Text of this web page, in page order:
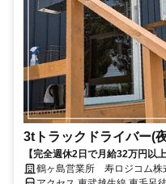
3tトラックドライバー(
【完全週休2日で月給32万円
躍中！電話応募も大歓迎♪＜営
鶴ヶ島営業所 寿ロジコム株